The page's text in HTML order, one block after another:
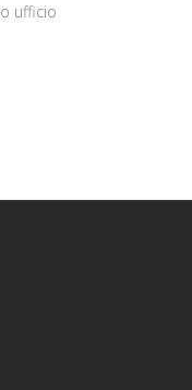
ufficio